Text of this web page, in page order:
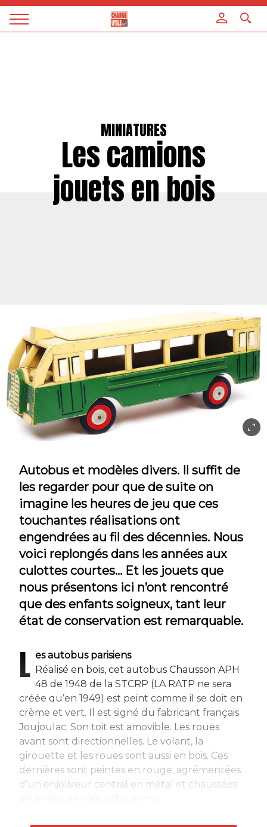
Magazine
MINIATURES
Les camions
jouets en bois
Autobus et modèles divers. Il suffit de
les regarder pour que de suite on
imagine les heures de jeu que ces
touchantes réalisations ont
engendrées au fil des décennies. Nous
voici replongés dans les années aux
culottes courtes... Et les jouets que
nous présentons ici n’ont rencontré
que des enfants soigneux, tant leur
état de conservation est remarquable.
L es autobus parisiens
Réalisé en bois, cet autobus Chausson APH
48 de 1948 de la STCRP (LA RATP ne sera
créée qu’en 1949) est peint comme il se doit en
crème et vert. Il est signé du fabricant français
Joujoulac. Son toit est amovible. Les roues
avant sont directionnelles. Le volant, la
girouette et les roues sont aussi en bois. Ces
dernières sont peintes en rouge, agrémentées
d’un enjoliveur central en métal et chaussées
Panneau de gestion des cookies